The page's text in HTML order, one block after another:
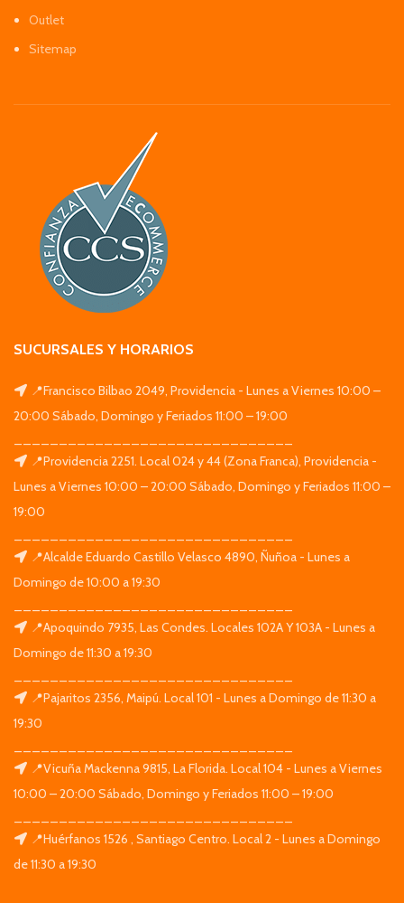
Outlet
Sitemap
SUCURSALES Y HORARIOS
📍Francisco Bilbao 2049, Providencia - Lunes a Viernes 10:00 –
20:00 Sábado, Domingo y Feriados 11:00 – 19:00
📍Providencia 2251. Local 024 y 44 (Zona Franca), Providencia -
Lunes a Viernes 10:00 – 20:00 Sábado, Domingo y Feriados 11:00 –
19:00
📍Alcalde Eduardo Castillo Velasco 4890, Ñuñoa - Lunes a
Domingo de 10:00 a 19:30
📍Apoquindo 7935, Las Condes. Locales 102A Y 103A - Lunes a
Domingo de 11:30 a 19:30
📍Pajaritos 2356, Maipú. Local 101 - Lunes a Domingo de 11:30 a
19:30
📍Vicuña Mackenna 9815, La Florida. Local 104 - Lunes a Viernes
10:00 – 20:00 Sábado, Domingo y Feriados 11:00 – 19:00
📍Huérfanos 1526 , Santiago Centro. Local 2 - Lunes a Domingo
de 11:30 a 19:30